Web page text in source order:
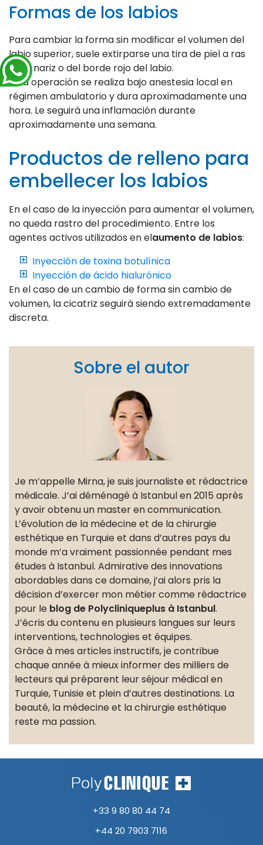
Formas de los labios
Para cambiar la forma sin modificar el volumen del
labio superior, suele extirparse una tira de piel a ras
de la nariz o del borde rojo del labio.
Esta operación se realiza bajo anestesia local en
régimen ambulatorio y dura aproximadamente una
hora. Le seguirá una inflamación durante
aproximadamente una semana.
Productos de relleno para
embellecer los labios
En el caso de la inyección para aumentar el volumen,
no queda rastro del procedimiento. Entre los
agentes activos utilizados en elaumento de labios:
Inyección de toxina botulínica
Inyección de ácido hialurónico
En el caso de un cambio de forma sin cambio de
volumen, la cicatriz seguirá siendo extremadamente
discreta.
Sobre el autor
Je m’appelle Mirna, je suis journaliste et rédactrice
médicale. J’ai déménagé à Istanbul en 2015 après
y avoir obtenu un master en communication.
L’évolution de la médecine et de la chirurgie
esthétique en Turquie et dans d’autres pays du
monde m’a vraiment passionnée pendant mes
études à Istanbul. Admirative des innovations
abordables dans ce domaine, j’ai alors pris la
décision d’exercer mon métier comme rédactrice
pour le blog de Polycliniqueplus à Istanbul.
J’écris du contenu en plusieurs langues sur leurs
interventions, technologies et équipes.
Grâce à mes articles instructifs, je contribue
chaque année à mieux informer des milliers de
lecteurs qui préparent leur séjour médical en
Turquie, Tunisie et plein d’autres destinations. La
beauté, la médecine et la chirurgie esthétique
reste ma passion.
+33 9 80 80 44 74
+44 20 7903 7116